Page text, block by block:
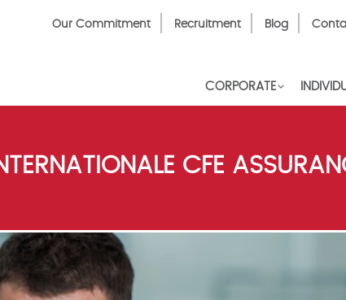
Top
Our Commitment Recruitment Blog
CORPORATE
CFE